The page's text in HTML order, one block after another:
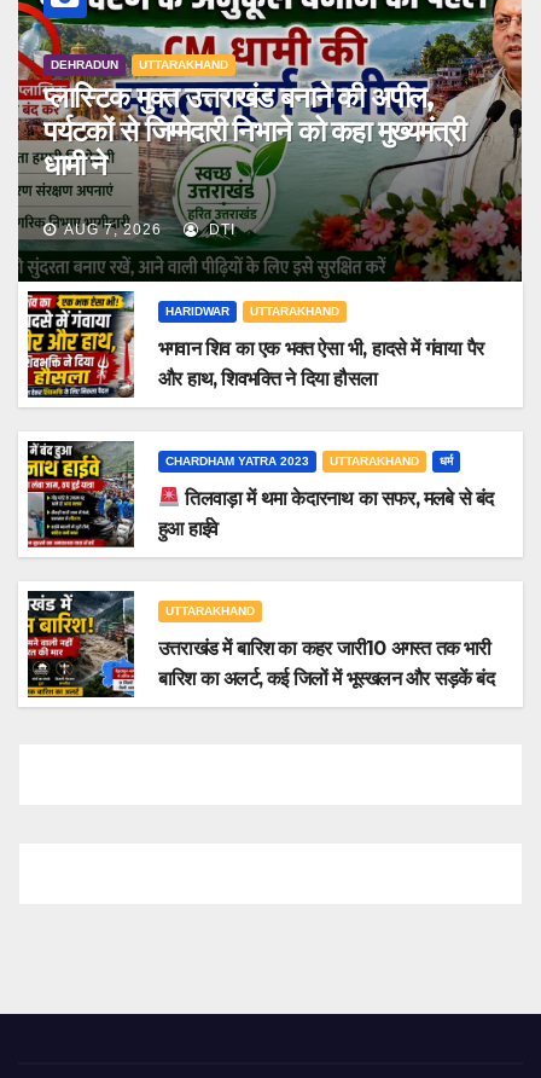
DEHRADUN UTTARAKHAND
प्लास्टिक मुक्त उत्तराखंड बनाने की अपील,
पर्यटकों से जिम्मेदारी निभाने को कहा मुख्यमंत्री
धामी ने
AUG 7, 2026 DTI
HARIDWAR UTTARAKHAND
भगवान शिव का एक भक्त ऐसा भी, हादसे में गंवाया पैर
और हाथ, शिवभक्ति ने दिया हौसला
CHARDHAM YATRA 2023 UTTARAKHAND धर्म
तिलवाड़ा में थमा केदारनाथ का सफर, मलबे से बंद
हुआ हाईवे
UTTARAKHAND
उत्तराखंड में बारिश का कहर जारी10 अगस्त तक भारी
बारिश का अलर्ट, कई जिलों में भूस्खलन और सड़कें बंद